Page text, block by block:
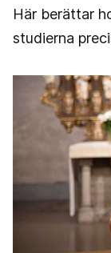
Här berättar
studierna